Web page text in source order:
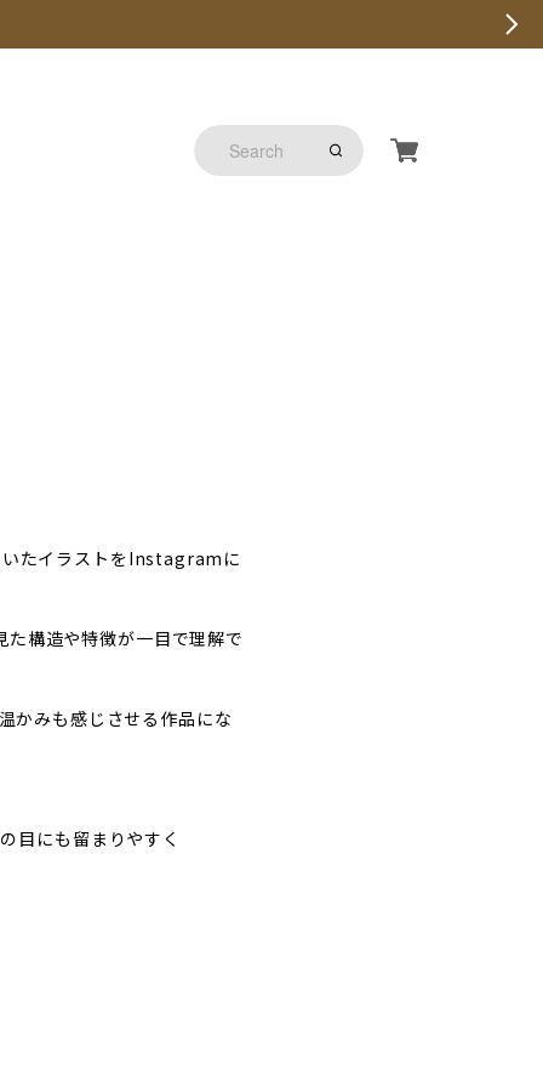
たイラストをInstagramに
構造や特徴が一目で理解で
かみも感じさせる作品にな
目にも留まりやすく